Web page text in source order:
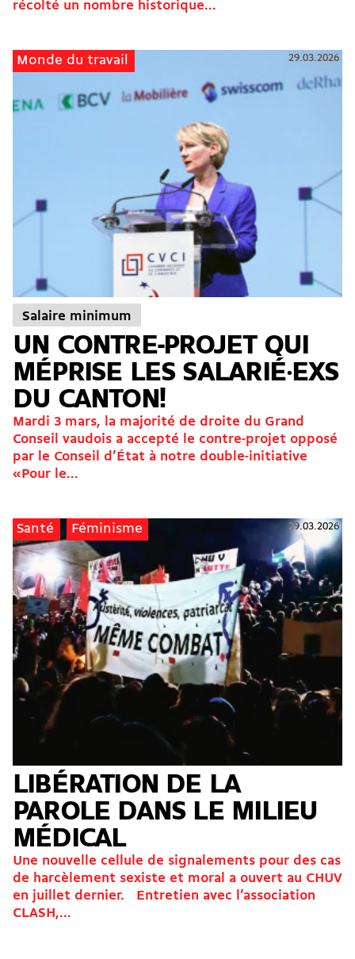
récolté un nombre historique...
Monde du travail 29.03.2026
Salaire minimum
UN CONTRE-PROJET QUI
MÉPRISE LES SALARIÉ·EXS
DU CANTON!
Mardi 3 mars, la majorité de droite du Grand
Conseil vaudois a accepté le contre-projet opposé
par le Conseil d’État à notre double-initiative
«Pour le...
Santé Féminisme 29.03.2026
LIBÉRATION DE LA
PAROLE DANS LE MILIEU
MÉDICAL
Une nouvelle cellule de signalements pour des cas
de harcèlement sexiste et moral a ouvert au CHUV
en juillet dernier. Entretien avec l’association
CLASH,...